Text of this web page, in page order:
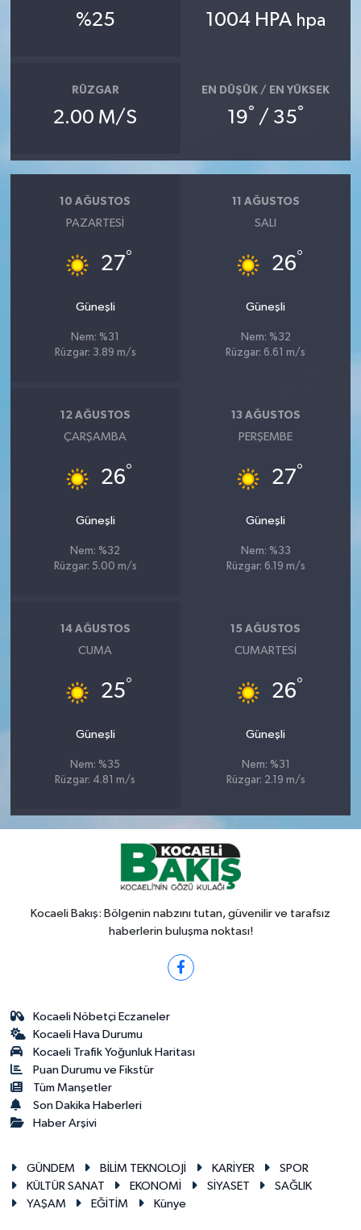
%25 1004 HPA hpa
RÜZGAR
2.00 M/S
EN DÜŞÜK / EN YÜKSEK
19° / 35°
10 AĞUSTOS
PAZARTESI
27°
Güneşli
Nem: %31
Rüzgar: 3.89 m/s
11 AĞUSTOS
SALI
26°
Güneşli
Nem: %32
Rüzgar: 6.61 m/s
12 AĞUSTOS
ÇARŞAMBA
26°
Güneşli
Nem: %32
Rüzgar: 5.00 m/s
13 AĞUSTOS
PERŞEMBE
27°
Güneşli
Nem: %33
Rüzgar: 6.19 m/s
14 AĞUSTOS
CUMA
25°
Güneşli
Nem: %35
Rüzgar: 4.81 m/s
15 AĞUSTOS
CUMARTESI
26°
Güneşli
Nem: %31
Rüzgar: 2.19 m/s
Kocaeli Bakış: Bölgenin nabzını tutan, güvenilir ve tarafsız
haberlerin buluşma noktası!
Kocaeli Nöbetçi Eczaneler
Kocaeli Hava Durumu
Kocaeli Trafik Yoğunluk Haritası
Puan Durumu ve Fikstür
Tüm Manşetler
Son Dakika Haberleri
Haber Arşivi
GÜNDEM BİLİM TEKNOLOJİ KARİYER
SPOR
KÜLTÜR SANAT
EKONOMİ SİYASET
SAĞLIK
YAŞAM
EĞİTİM Künye